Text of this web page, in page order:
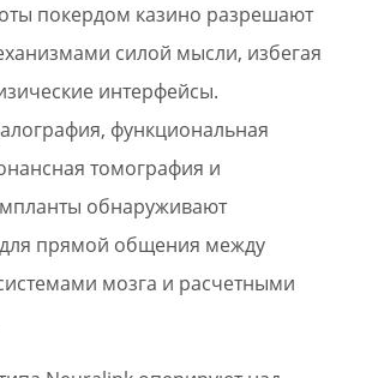
покердом казино разрешают
силой мысли, избегая
интерфейсы.
функциональная
томография и
обнаруживают
прямой общения между
мозга и расчетными